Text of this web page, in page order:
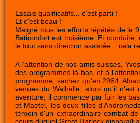
Essais qualificatifs... c'est parti !
Et c'est beau !
Malgré tous les efforts répétés de la
Baticonfort est troisième. Et
le tout sans direction assistée... cela
A l'attention de nos amis suisses,
des programmes là-bas, et à
programme, sachez qu'en 2964,
venues du Walhalla, alors qu'il
aventure, il commence par fuir les
et Maetel, les deux filles
témoin d'un extraordinaire combat